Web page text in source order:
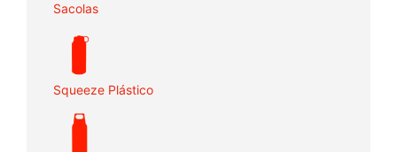
Sacolas
Squeeze Plástico